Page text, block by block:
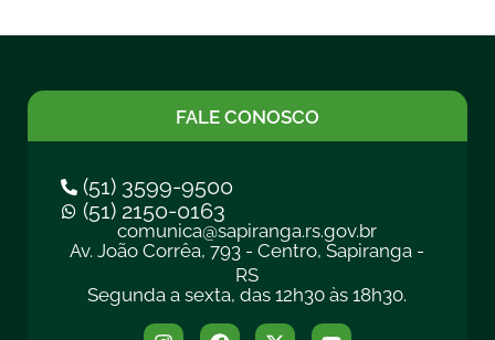
FALE CONOSCO
(51) 3599-9500
(51) 2150-0163
comunica@sapiranga.rs.gov.br
Av. João Corrêa, 793 - Centro, Sapiranga -
RS
Segunda a sexta, das 12h30 às 18h30.